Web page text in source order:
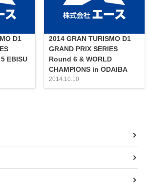
D1
EBISU
2014 GRAN TURISMO D1
GRAND PRIX SERIES
Round 6 & WORLD
CHAMPIONS in ODAIBA
2014.10.10